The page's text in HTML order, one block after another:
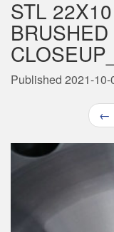
STL
Published 2021-10-
←